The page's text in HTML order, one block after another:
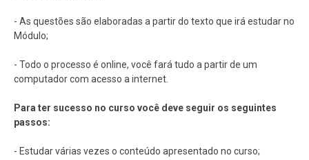
- As questões são elaboradas a partir do texto que irá estudar no
Módulo;
- Todo o processo é online, você fará tudo a partir de um
computador com acesso a internet.
Para ter sucesso no curso você deve seguir os seguintes
passos:
- Estudar várias vezes o conteúdo apresentado no curso;